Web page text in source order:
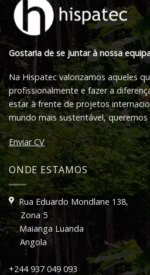
Gostaria de se juntar à nossa
Na Hispatec valorizamos aqueles
profissionalmente e fazer a
estar à frente de projetos
mundo mais sustentável, queremos
Enviar CV
ONDE ESTAMOS
Rua Eduardo Mondlane 138,
Zona 5
Maianga Luanda
Angola
+244 937 049 093